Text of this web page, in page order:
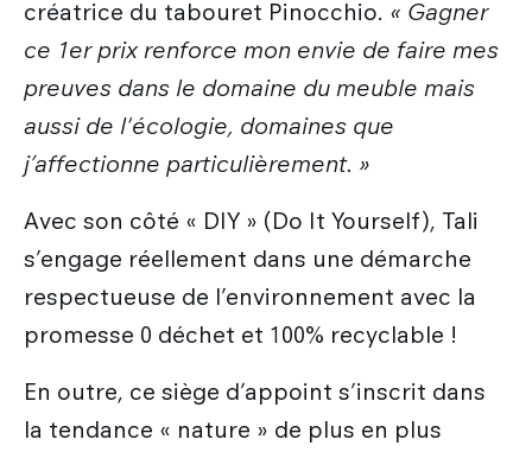
créatrice du tabouret Pinocchio. « Gagner
ce 1er prix renforce mon envie de faire mes
preuves dans le domaine du meuble mais
aussi de l'écologie, domaines que
j’affectionne particulièrement. »
Avec son côté « DIY » (Do It Yourself), Tali
s’engage réellement dans une démarche
respectueuse de l’environnement avec la
promesse 0 déchet et 100% recyclable !
En outre, ce siège d’appoint s’inscrit dans
la tendance « nature » de plus en plus